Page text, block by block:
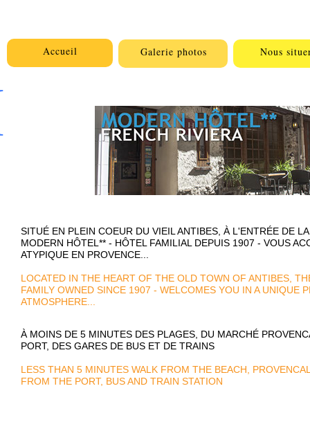
Accueil Galerie photos Nous
SITUÉ EN PLEIN COEUR DU VIEIL ANTIBES, À L'ENTRÉE DE
MODERN HÔTEL** - HÔTEL FAMILIAL DEPUIS 1907 - VOUS
ATYPIQUE EN PROVENCE...
LOCATED IN THE HEART OF THE OLD TOWN OF ANTIBES,
FAMILY OWNED SINCE 1907 - WELCOMES YOU IN A UNIQUE
ATMOSPHERE...
À MOINS DE 5 MINUTES DES PLAGES, DU MARCHÉ
PORT, DES GARES DE BUS ET DE TRAINS
LESS THAN 5 MINUTES WALK FROM THE BEACH,
FROM THE PORT, BUS AND TRAIN STATION